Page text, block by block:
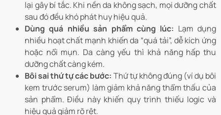
lại gây bí tắc. Khi nền da không sạch, mọi dưỡng chất
sau đó đều khó phát huy hiệu quả.
Dùng quá nhiều sản phẩm cùng lúc: Lạm dụng
nhiều hoạt chất mạnh khiến da “quá tải”, dễ kích ứng
hoặc nổi mụn. Da càng yếu thì khả năng hấp thu
dưỡng chất càng kém.
Bôi sai thứ tự các bước: Thứ tự không đúng (ví dụ bôi
kem trước serum) làm giảm khả năng thẩm thấu của
sản phẩm. Điều này khiến quy trình thiếu logic và
hiệu quả giảm rõ rệt.